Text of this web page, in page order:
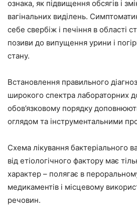
ознака, як підвищення обсягів і
вагінальних виділень.
себе свербіж і печіння в області
позиви до випущення урини і
стану.
Встановлення правильного
широкого спектра лабораторних
обов’язковому порядку
оглядом та інструментальними
Схема лікування бактеріального
від етіологічного фактору має
характер – полягає в
медикаментів і місцевому
речовин.